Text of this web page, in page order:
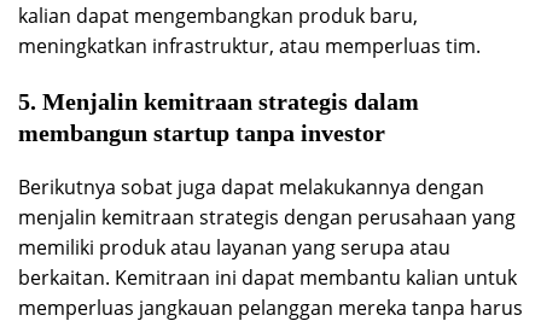
kalian dapat mengembangkan produk baru,
meningkatkan infrastruktur, atau memperluas tim.
5. Menjalin kemitraan strategis dalam
membangun startup tanpa investor
Berikutnya sobat juga dapat melakukannya dengan
menjalin kemitraan strategis dengan perusahaan yang
memiliki produk atau layanan yang serupa atau
berkaitan. Kemitraan ini dapat membantu kalian untuk
memperluas jangkauan pelanggan mereka tanpa harus